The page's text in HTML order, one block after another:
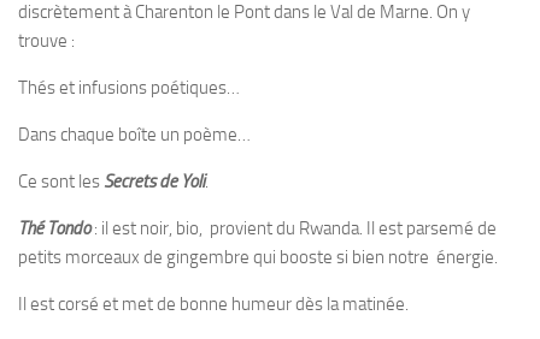
discrètement à Charenton le Pont dans le Val de Marne. On y
trouve :
Thés et infusions poétiques…
Dans chaque boîte un poème…
Ce sont les Secrets de Yoli.
Thé Tondo: il est noir, bio, provient du Rwanda. Il est parsemé de
petits morceaux de gingembre qui booste si bien notre énergie.
Il est corsé et met de bonne humeur dès la matinée.